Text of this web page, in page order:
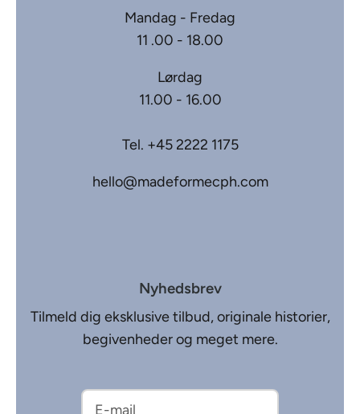
Mandag - Fredag
11 .00 - 18.00
Lørdag
11.00 - 16.00
Tel. +45 2222 1175
hello@madeformecph.com
Nyhedsbrev
Tilmeld dig eksklusive tilbud, originale historier,
begivenheder og meget mere.